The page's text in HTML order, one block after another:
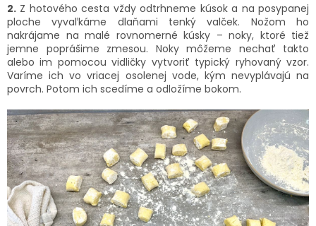
2. Z hotového cesta vždy odtrhneme kúsok a na posypanej
ploche vyvaľkáme dlaňami tenký valček. Nožom ho
nakrájame na malé rovnomerné kúsky – noky, ktoré tiež
jemne poprášime zmesou. Noky môžeme nechať takto
alebo im pomocou vidličky vytvoriť typický ryhovaný vzor.
Varíme ich vo vriacej osolenej vode, kým nevyplávajú na
povrch. Potom ich scedíme a odložíme bokom.